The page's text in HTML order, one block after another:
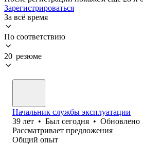
Зарегистрироваться
За всё время
По соответствию
20 резюме
Начальник службы эксплуатации
39 лет • Был сегодня • Обновлено
Рассматривает предложения
Общий опыт